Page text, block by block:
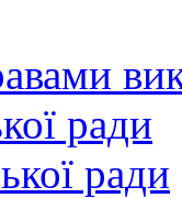
ради
ради